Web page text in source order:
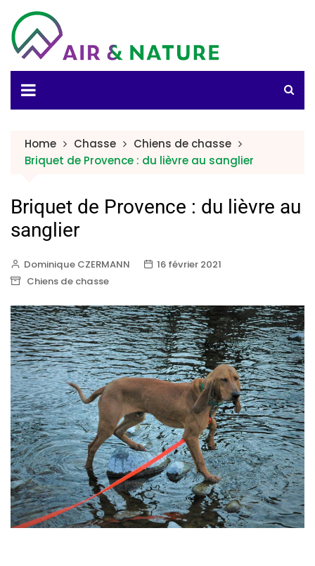
Home Chasse
Chiens de chasse
Briquet de Provence : du lièvre au sanglier
Briquet de Provence : du lièvre au
sanglier
Dominique CZERMANN
16 février 2021
Chiens de chasse